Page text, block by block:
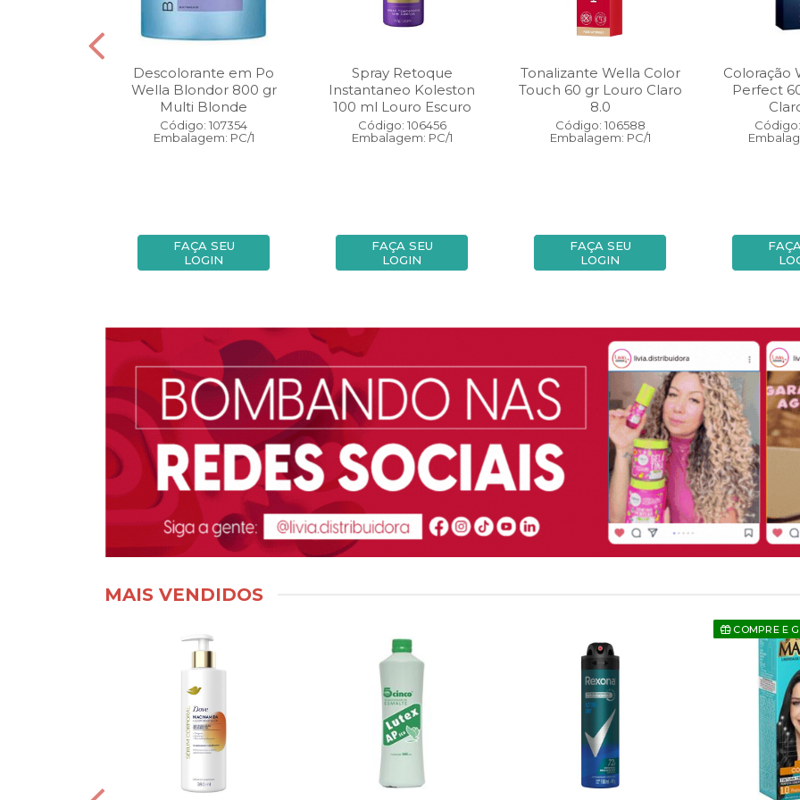
Descolorante em Po
Wella Blondor 800 gr
Multi Blonde
Código: 107354
Embalagem: PC/1
FAÇA SEU
LOGIN
Spray Retoque
Instantaneo Koleston
100 ml Louro Escuro
Código: 106456
Embalagem: PC/1
FAÇA SEU
LOGIN
Tonalizante Wella Color
Touch 60 gr Louro Claro
8.0
Código: 106588
Embalagem: PC/1
FAÇA SEU
LOGIN
Coloração
Perfect
MAIS VENDIDOS
COMPRE E